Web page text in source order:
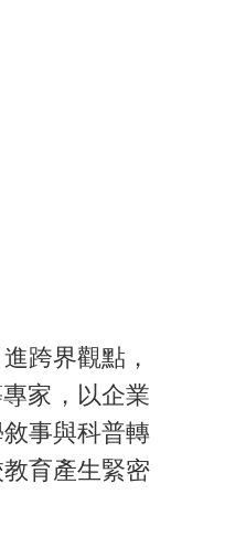
跨界觀點，
家，以企業
事與科普轉
育產生緊密